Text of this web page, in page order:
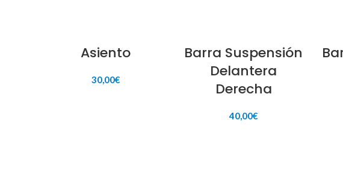
Asiento
30,00€
Barra Suspensión
Delantera
Derecha
40,00€